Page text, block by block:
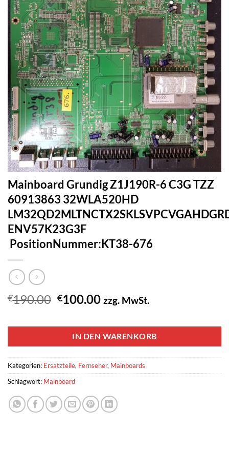
Mainboard Grundig Z1J190R-6 C3G TZZ
60913863 32WLA520HD
ENV57K23G3F
PositionNummer:KT38-676
€190.00 Ursprünglicher
war:
€190.00
€100.00Aktueller
ist:
€100.00.
zzg. MwSt.
IN DEN WARENKORB
Kategorien: Ersatzteile, Fernseher, Mainboards
Schlagwort: Mainboard